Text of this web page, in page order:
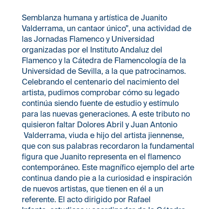
Semblanza humana y artística de Juanito
Valderrama, un cantaor único”, una actividad de
las Jornadas Flamenco y Universidad
organizadas por el Instituto Andaluz del
Flamenco y la Cátedra de Flamencología de la
Universidad de Sevilla, a la que patrocinamos.
Celebrando el centenario del nacimiento del
artista, pudimos comprobar cómo su legado
continúa siendo fuente de estudio y estímulo
para las nuevas generaciones. A este tributo no
quisieron faltar Dolores Abril y Juan Antonio
Valderrama, viuda e hijo del artista jiennense,
que con sus palabras recordaron la fundamental
figura que Juanito representa en el flamenco
contemporáneo. Este magnífico ejemplo del arte
continua dando pie a la curiosidad e inspiración
de nuevos artistas, que tienen en él a un
referente. El acto dirigido por Rafael